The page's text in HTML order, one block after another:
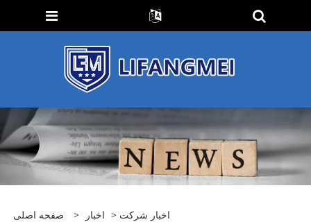
صفحه اصلی > اخبار > اخبار شرکت